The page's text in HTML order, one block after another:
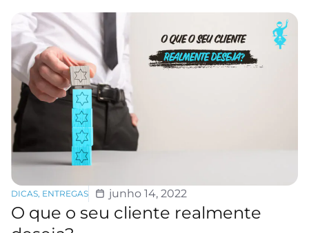
DICAS, ENTREGAS junho 14, 2022
O que o seu cliente realmente